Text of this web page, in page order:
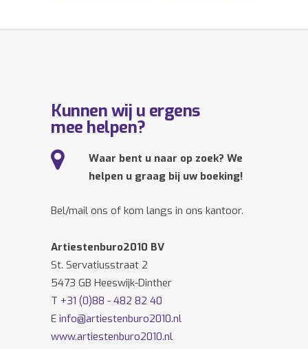
Kunnen wij u ergens
mee helpen?
Waar bent u naar op zoek? We
helpen u graag bij uw boeking!
Bel/mail ons of kom langs in ons kantoor.
Artiestenburo2010 BV
St. Servatiusstraat 2
5473 GB Heeswijk-Dinther
T +31 (0)88 - 482 82 40
E info@artiestenburo2010.nl
www.artiestenburo2010.nl